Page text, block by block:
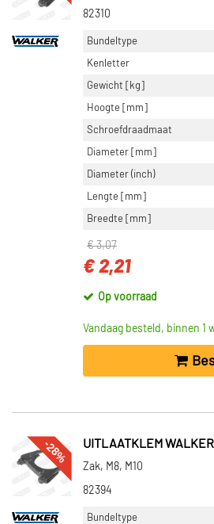
82310
Bundeltype
Kenletter
Gewicht [kg]
Hoogte [mm]
Schroefdraadmaat
Diameter [mm]
Diameter (inch)
Lengte [mm]
Breedte [mm]
€ 3,07
€ 2,21
Op voorraad
Vandaag besteld, binnen 1
-28% UITLAATKLEM
Zak, M8, M10
82394
Bundeltype